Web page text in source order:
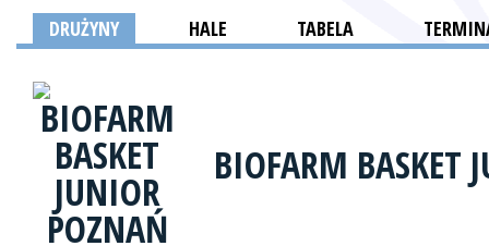
DRUŻYNY HALE TABELA
BIOFARM BASKET